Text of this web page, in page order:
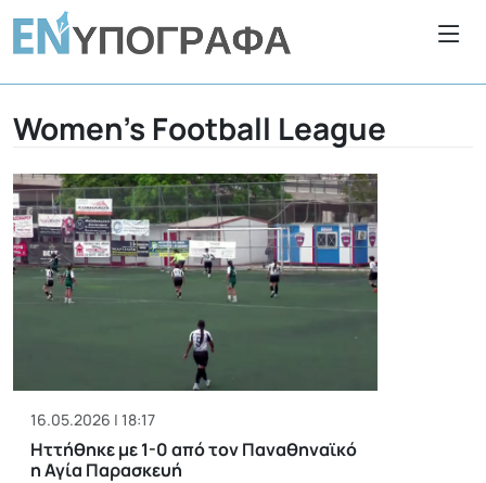
Women’s Football League
16.05.2026 | 18:17
Ηττήθηκε με 1-0 από τον Παναθηναϊκό
η Αγία Παρασκευή